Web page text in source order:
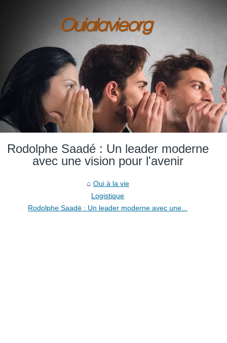
Rodolphe Saadé : Un leader moderne
avec une vision pour l'avenir
Oui à la vie
Logistique
Rodolphe Saadé : Un leader moderne avec une...